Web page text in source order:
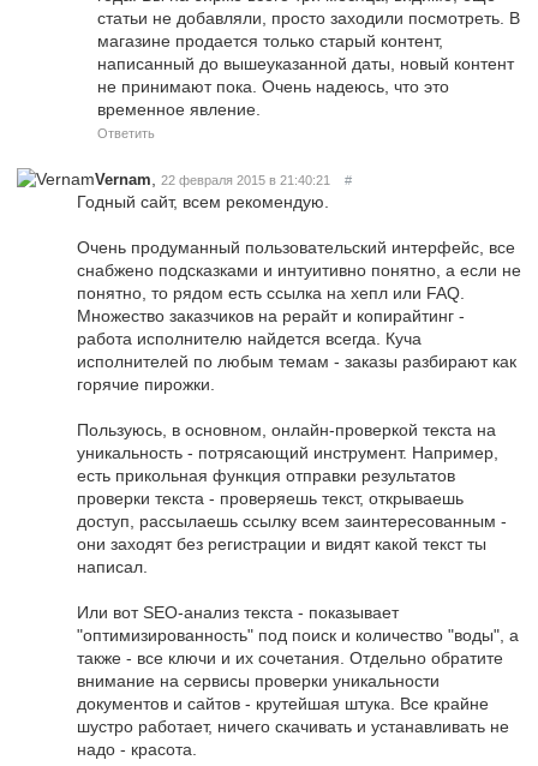
статьи не добавляли, просто заходили посмотреть. В
магазине продается только старый контент,
написанный до вышеуказанной даты, новый контент
не принимают пока. Очень надеюсь, что это
временное явление.
Ответить
Vernam 22 февраля 2015 в 21:40:21 #
Годный сайт, всем рекомендую.
Очень продуманный пользовательский интерфейс, все
снабжено подсказками и интуитивно понятно, а если не
понятно, то рядом есть ссылка на хепл или FAQ.
Множество заказчиков на рерайт и копирайтинг -
работа исполнителю найдется всегда. Куча
исполнителей по любым темам - заказы разбирают как
горячие пирожки.
Пользуюсь, в основном, онлайн-проверкой текста на
уникальность - потрясающий инструмент. Например,
есть прикольная функция отправки результатов
проверки текста - проверяешь текст, открываешь
доступ, рассылаешь ссылку всем заинтересованным -
они заходят без регистрации и видят какой текст ты
написал.
Или вот SEO-анализ текста - показывает
"оптимизированность" под поиск и количество "воды", а
также - все ключи и их сочетания. Отдельно обратите
внимание на сервисы проверки уникальности
документов и сайтов - крутейшая штука. Все крайне
шустро работает, ничего скачивать и устанавливать не
надо - красота.